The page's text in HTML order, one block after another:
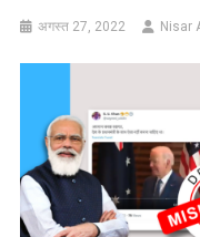
अगस्त 27, 2022 Nisar